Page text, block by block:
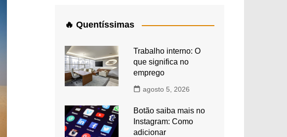
🔥 Quentíssimas
Trabalho interno: O
que significa no
emprego
agosto 5, 2026
Botão saiba mais no
Instagram: Como
adicionar